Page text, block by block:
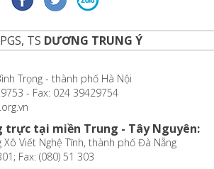
TS DƯƠNG TRUNG Ý
Trọng - thành phố Hà Nội
- Fax: 024 39429754
trực tại miền Trung - Tây Nguyên:
Viết Nghệ Tĩnh, thành phố Đà Nẵng
Fax: (080) 51 303